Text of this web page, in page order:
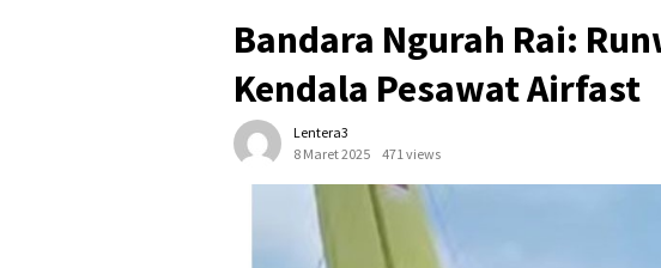
Bandara Ngurah Rai:
Kendala Pesawat Airfast
Lentera3
8 Maret 2025
471 views